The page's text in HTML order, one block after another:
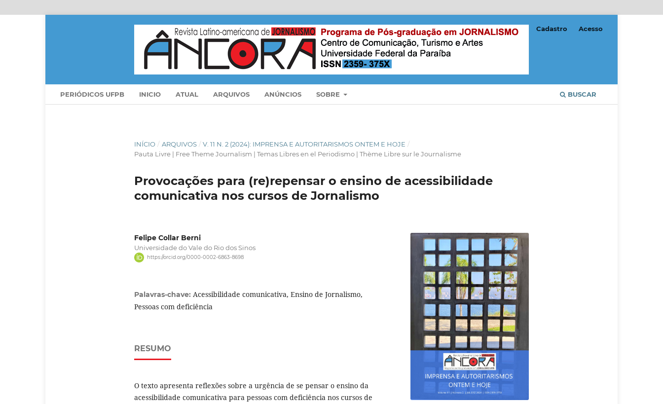
PERIÓDICOS UFPB INICIO ATUAL ARQUIVOS ANÚNCIOS SOBRE BUSCAR
Cadastro Acesso
INÍCIO / ARQUIVOS / V. 11 N. 2 (2024): IMPRENSA E AUTORITARISMOS ONTEM E HOJE /
Pauta Livre | Free Theme Journalism | Temas Libres en el Periodismo | Thème Libre sur le Journalisme
Provocações para (re)repensar o ensino de acessibilidade
comunicativa nos cursos de Jornalismo
Felipe Collar Berni
Universidade do Vale do Rio dos Sinos
https://orcid.org/0000-0002-6863-8698
Palavras-chave: Acessibilidade comunicativa, Ensino de Jornalismo,
Pessoas com deficiência
RESUMO
O texto apresenta reflexões sobre a urgência de se pensar o ensino da
acessibilidade comunicativa para pessoas com deficiência nos cursos de